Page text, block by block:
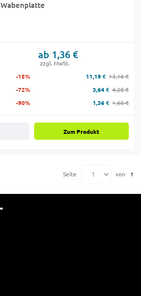
Wabenplatte
ab 1,36 €
zzgl. MwSt.
-15% 11,19 € 13,16 €
-72% 3,64 € 4,28 €
-90% 1,36 € 1,60 €
Zum Produkt
Seite von 1